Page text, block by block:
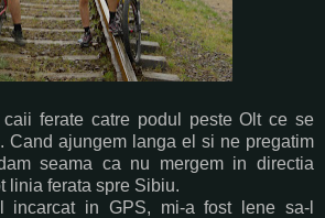
ferate catre podul peste Olt ce se
Cand ajungem langa el si ne pregatim
seama ca nu mergem in directia
linia ferata spre Sibiu.
incarcat in GPS, mi-a fost lene sa-l